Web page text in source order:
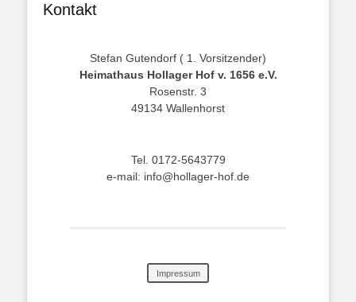
Kontakt
Stefan Gutendorf ( 1. Vorsitzender)
Heimathaus Hollager Hof v. 1656 e.V.
Rosenstr. 3
49134 Wallenhorst
Tel. 0172-5643779
e-mail: info@hollager-hof.de
Impressum